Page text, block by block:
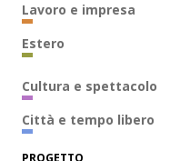
Lavoro e impresa
Estero
Cultura e spettacolo
Città e tempo libero